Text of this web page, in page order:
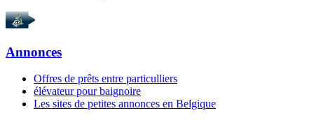
Annonces
Offres de prêts entre particulliers
élévateur pour baignoire
Les sites de petites annonces en Belgique